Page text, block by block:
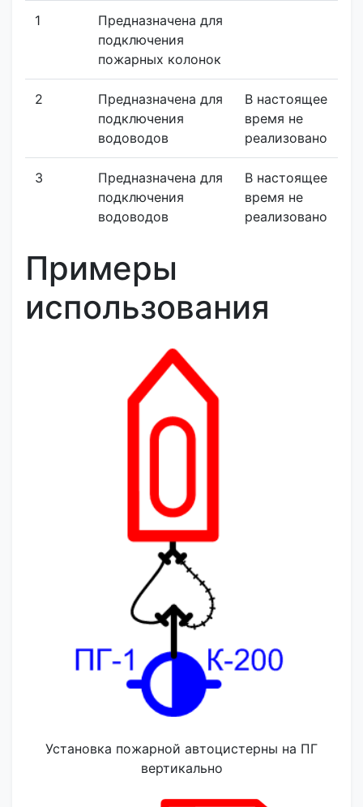
1
Предназначена для
подключения
пожарных колонок
2
Предназначена для
подключения
водоводов
В настоящее
время не
реализовано
3
Предназначена для
подключения
водоводов
В настоящее
время не
реализовано
Примеры
использования
Установка пожарной автоцистерны на ПГ
вертикально